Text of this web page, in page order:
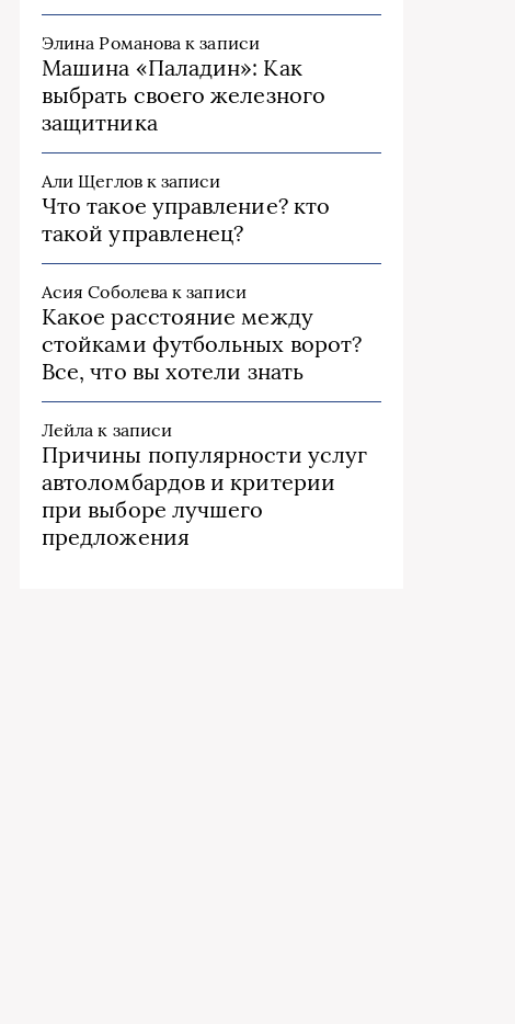
Элина Романова к записи
Машина «Паладин»: Как
выбрать своего железного
защитника
Али Щегловк записи
Что такое управление? кто
такой управленец?
Асия Соболева к записи
Какое расстояние между
стойками футбольных ворот?
Все, что вы хотели знать
Лейла к записи
Причины популярности услуг
автоломбардов и критерии
при выборе лучшего
предложения